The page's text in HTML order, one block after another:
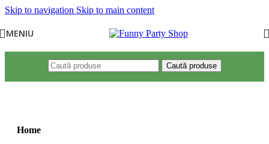
Skip to navigation Skip to main content
MENIU
Caută produse
Prima pagină/ Mărime produs/ 11-12ani(136-145cm)
Home